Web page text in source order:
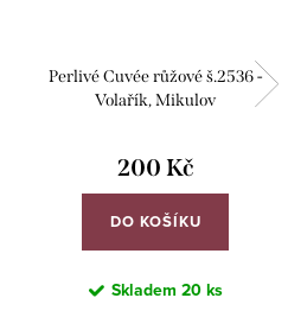
Perlivé Cuvée růžové š.2536 -
Volařík, Mikulov
200 Kč
DO KOŠÍKU
Skladem 20 ks